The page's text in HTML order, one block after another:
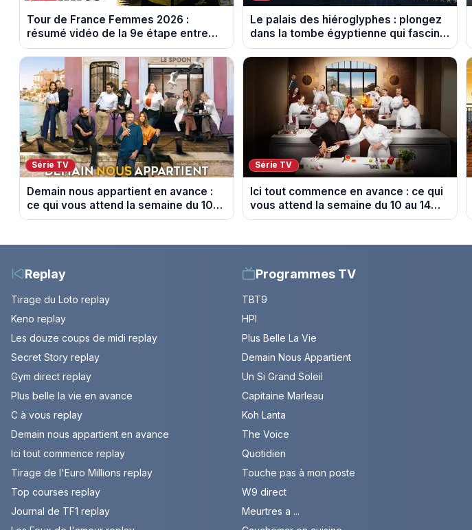
Tour de France Femmes 2026 :
résumé vidéo de la 9e étape entre
Sisteron et Nice
Le palais des hiéroglyphes : plongez
dans la tombe égyptienne qui fascine
les archéologues
Série TV
Demain nous appartient en avance :
ce qui vous attend la semaine du 10
au 14 août 2026 (spoiler)
Série TV
Ici tout commence en avance : ce qui
vous attend la semaine du 10 au 14
août 2026 (spoiler)
Replay
Tirage du Loto replay
Keno replay
Les douze coups de midi replay
Secret Story replay
Gym direct replay
Plus belle la vie en avance
C à vous replay
Demain nous appartient en avance
Ici tout commence replay
Tirage de l'Euro Millions replay
Top courses replay
Journal de TF1 replay
Programmes TV
TBT9
HPI
Plus Belle La Vie
Demain Nous Appartient
Un Si Grand Soleil
Capitaine Marleau
Koh Lanta
The Voice
Quotidien
Touche pas à mon poste
W9 direct
Meurtres a ...